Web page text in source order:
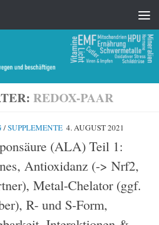
REDOX-PAAR
/SUPPLEMENTE 4. AUGUST 2021
(ALA) Teil 1:
Antioxidanz (-> Nrf2,
Metal-Chelator (ggf.
R- und S-Form,